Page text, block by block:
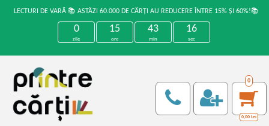
LECTURI DE VARĂ 📚 ASTĂZI 60.000 DE CĂRȚI AU REDUCERE ÎNTRE 15% ȘI 60%!📚
0
zile
15
ore
43
min
16
sec
0
0,00 Lei